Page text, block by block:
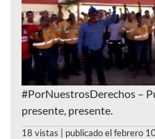
#PorNuestrosDerechos –
presente, presente.
18 vistas publicado el febrero